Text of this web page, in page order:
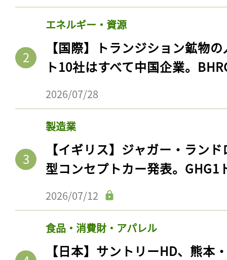
エネルギー・資源
【国際】トランジション鉱物
ト10社はすべて中国企業。
2026/07/28
製造業
【イギリス】ジャガー・ラン
型コンセプトカー発表。GHG1
2026/07/12
食品・消費財・アパレル
【日本】サントリーHD、熊本